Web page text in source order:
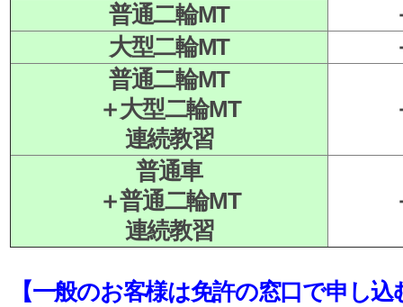
普通二輪MT
大型二輪MT
普通二輪MT
＋大型二輪MT
連続教習
普通車
＋普通二輪MT
連続教習
【一般のお客様は免許の窓口で申し